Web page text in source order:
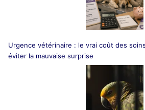
Urgence vétérinaire : le vrai coût des
éviter la mauvaise surprise